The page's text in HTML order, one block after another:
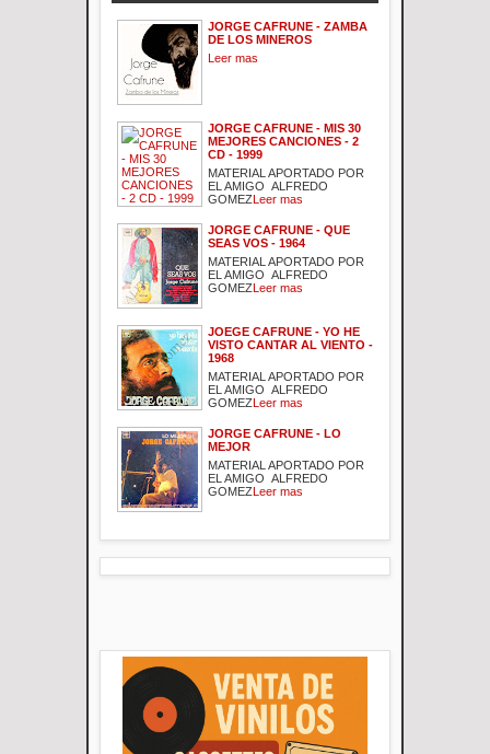
JORGE CAFRUNE - ZAMBA
DE LOS MINEROS
Leer mas
JORGE CAFRUNE - MIS 30
MEJORES CANCIONES - 2
CD - 1999
MATERIAL APORTADO POR
EL AMIGO ALFREDO
GOMEZLeer mas
JORGE CAFRUNE - QUE
SEAS VOS - 1964
MATERIAL APORTADO POR
EL AMIGO ALFREDO
GOMEZLeer mas
JOEGE CAFRUNE - YO HE
VISTO CANTAR AL VIENTO -
1968
MATERIAL APORTADO POR
EL AMIGO ALFREDO
GOMEZLeer mas
JORGE CAFRUNE - LO
MEJOR
MATERIAL APORTADO POR
EL AMIGO ALFREDO
GOMEZLeer mas